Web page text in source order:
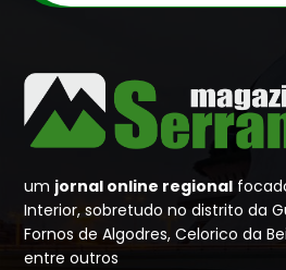
um jornal online regional
Interior, sobretudo no distrito da
Fornos de Algodres, Celorico da
entre outros